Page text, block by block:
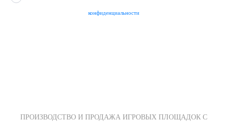
конфиденциальности
ПРОИЗВОДСТВО И ПРОДАЖА ИГРОВЫХ ПЛОЩАДОК С